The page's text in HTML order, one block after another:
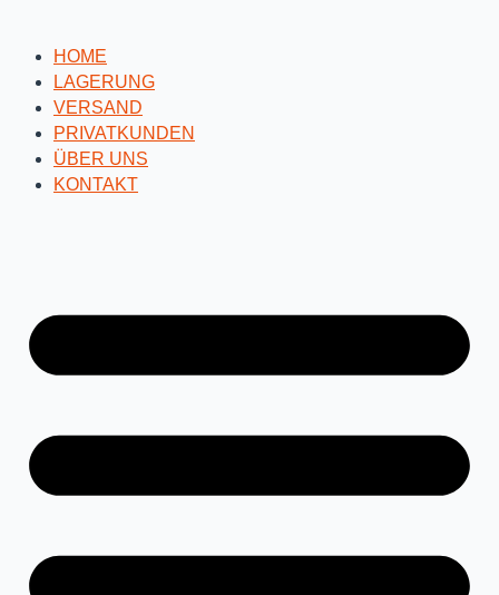
HOME
LAGERUNG
VERSAND
PRIVATKUNDEN
ÜBER UNS
KONTAKT